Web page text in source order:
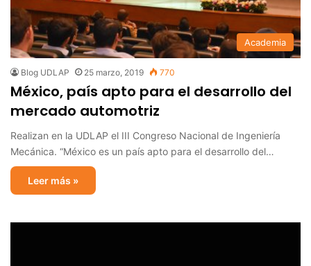
Academia
Blog UDLAP 25 marzo, 2019 770
México, país apto para el desarrollo del
mercado automotriz
Realizan en la UDLAP el III Congreso Nacional de Ingeniería
Mecánica. “México es un país apto para el desarrollo del…
Leer más »